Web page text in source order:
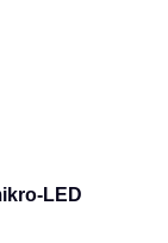
LED